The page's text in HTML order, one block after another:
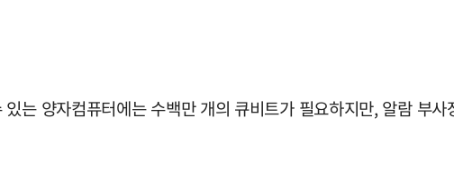
는 양자컴퓨터에는 수백만 개의 큐비트가 필요하지만, 알람 부